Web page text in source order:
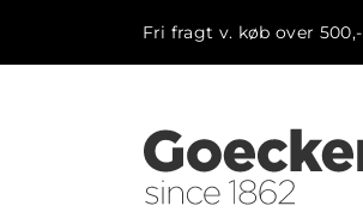
Fri fragt v. køb over 500,-